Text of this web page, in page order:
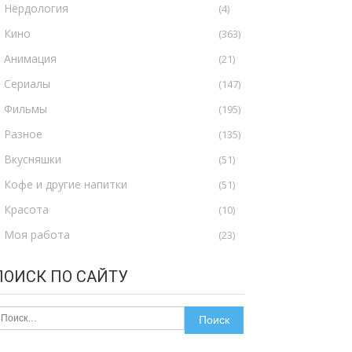
Нёрдология (4)
Кино (363)
Анимация (21)
Сериалы (147)
Фильмы (195)
Разное (135)
Вкусняшки (51)
Кофе и другие напитки (51)
Красота (10)
Моя работа (23)
ПО САЙТУ